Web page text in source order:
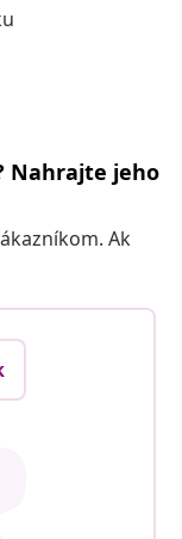
Nahrajte jeho
Ak